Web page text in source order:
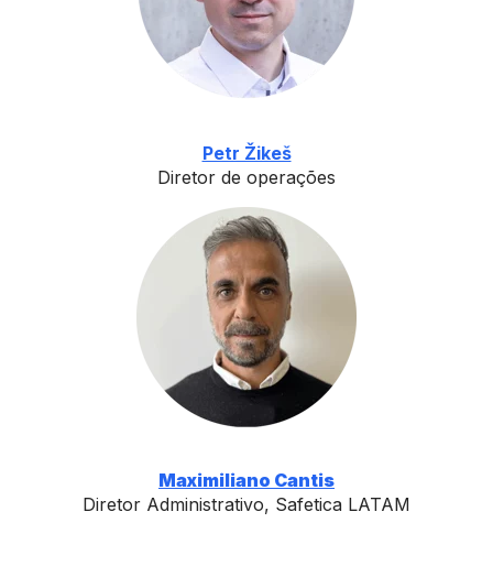
Petr Žikeš
Diretor de operações
Maximiliano Cantis
Diretor Administrativo, Safetica LATAM